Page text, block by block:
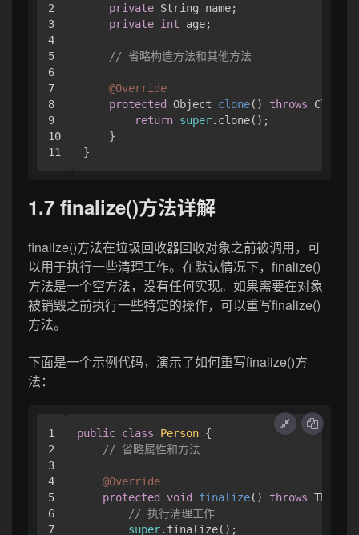
2
3
4
5
6
7
8
9
10
private String name;
private int age;
// 省略构造方法和其他方法
@Override
protected
Object clone() throws
return super.clone();
    }
1.7 finalize()方法详解
finalize()方法在垃圾回收器回收对象之前被调用，可
以用于执行一些清理工作。在默认情况下，finalize()
方法是一个空方法，没有任何实现。如果需要在对象
被销毁之前执行一些特定的操作，可以重写finalize()
方法。
下面是一个示例代码，演示了如何重写finalize()方
法：
1
2
3
4
5
6
7
public class Person {
// 省略属性和方法
@Override
protected
void finalize() throws
// 执行清理工作
super.finalize();